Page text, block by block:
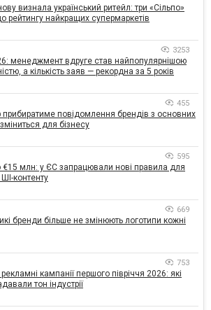
визнала український ритейл: три «Сільпо»
рейтингу найкращих супермаркетів
3253
менеджмент вдруге став найпопулярнішою
а кількість заяв — рекордна за 5 років
455
прибиратиме повідомлення брендів з основних
для бізнесу
595
млн: у ЄС запрацювали нові правила для
ШІ-контенту
669
бренди більше не змінюють логотипи кожні
753
кампанії першого півріччя 2026: які
тон індустрії